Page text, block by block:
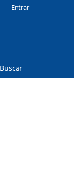
Buscar
Entrar